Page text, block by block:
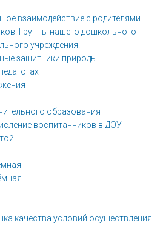
взаимодействие с родителями
Группы нашего дошкольного
учреждения.
защитники природы!
образования
воспитанников в ДОУ
качества условий осуществления